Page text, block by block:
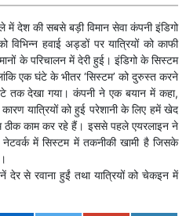
में देश की सबसे बड़ी विमान सेवा कंपनी इंडिगो
विभिन्न हवाई अड्डों पर यात्रियों को काफी
के परिचालन में देरी हुई। इंडिगो के सिस्टम
एक घंटे के भीतर ‘सिस्टम’ को दुरुस्त करने
तक देखा गया। कंपनी ने एक बयान में कहा,
यात्रियों को हुई परेशानी के लिए हमें खेद
काम कर रहे हैं। इससे पहले एयरलाइन ने
में सिस्टम में तकनीकी खामी है जिसके
देर से रवाना हुईं तथा यात्रियों को चेकइन में